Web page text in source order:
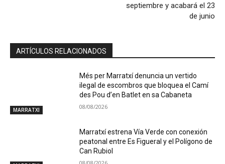
septiembre y acabará el 23
de junio
ARTÍCULOS RELACIONADOS
MARRATXI
Més per Marratxí denuncia un vertido
ilegal de escombros que bloquea el Camí
des Pou d’en Batlet en sa Cabaneta
08/08/2026
Marratxí estrena Vía Verde con conexión
peatonal entre Es Figueral y el Polígono de
Can Rubiol